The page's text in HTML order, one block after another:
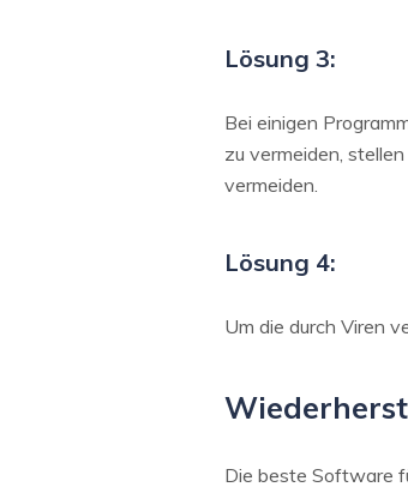
Lösung 3:
Bei einigen
zu vermeiden,
vermeiden.
Lösung 4:
Um die durch Viren
Die beste Software